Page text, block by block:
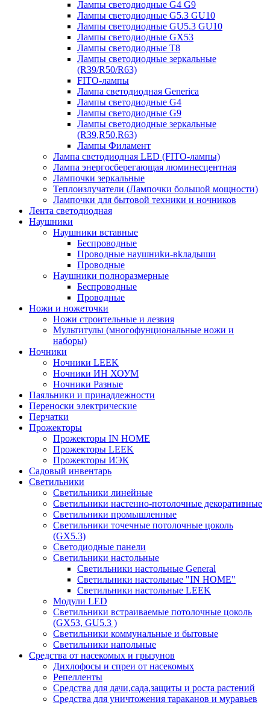
Лампы светодиодные G4 G9
Лампы светодиодные G5.3 GU10
Лампы светодиодные GU5.3 GU10
Лампы светодиодные GX53
Лампы светодиодные T8
Лампы светодиодные зеркальные
(R39/R50/R63)
FITO-лампы
Лампа светодиодная Generica
Лампы светодиодные G4
Лампы светодиодные G9
Лампы светодиодные зеркальные
(R39,R50,R63)
Лампы Филамент
Лампа светодиодная LED (FITO-лампы)
Лампа энергосберегающая люминесцентная
Лампочки зеркальные
Теплоизлучатели (Лампочки большой мощности)
Лампочки для бытовой техники и ночников
Лента светодиодная
Наушники
Наушники вставные
Беспроводные
Пpoвoдныe нayшниkи-вkлaдыши
Проводные
Наушники полноразмерные
Беспроводные
Проводные
Ножи и ножеточки
Ножи строительные и лезвия
Мультитулы (многофунциональные ножи и
наборы)
Ночники
Ночники LEEK
Ночники ИН ХОУМ
Ночники Разные
Паяльники и принадлежности
Переноски электрические
Перчатки
Прожекторы
Прожекторы IN HOME
Прожекторы LEEK
Прожекторы ИЭК
Садовый инвентарь
Светильники
Светильники линейные
Светильники настенно-потолочные декоративные
Светильники промышленные
Светильники точечные потолочные цоколь
(GX5.3)
Светодиодные панели
Cветильники настольные
Светильники настольные General
Светильники настольные "IN HOME"
Светильники настольные LEEK
Модули LED
Светильники встраиваемые потолочные цоколь
(GX53, GU5.3 )
Светильники коммунальные и бытовые
Светильники напольные
Средства от насекомых и грызунов
Дихлофосы и спреи от насекомых
Репелленты
Средства для дачи,сада,защиты и роста растений
Средства для уничтожения тараканов и муравьев